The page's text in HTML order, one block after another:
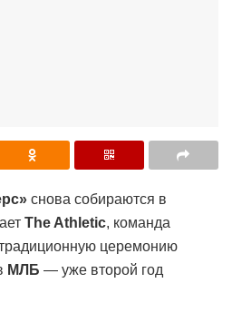
снова собираются в
The Athletic, команда
церемонию
МЛБ — уже второй год